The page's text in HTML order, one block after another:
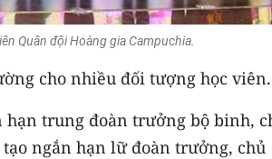
Quân đội Hoàng gia Campuchia.
cho nhiều đối tượng học viên.
hạn trung đoàn trưởng bộ binh,
ngắn hạn lữ đoàn trưởng, chủ